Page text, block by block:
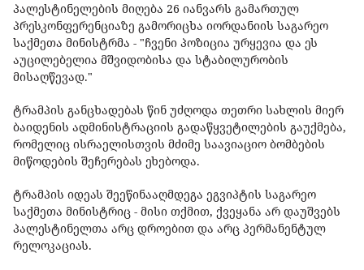
პალესტინელების მიღება 26 იანვარს გამართულ
პრესკონფერენციაზე გამორიცხა იორდანიის საგარეო
საქმეთა მინისტრმა - "ჩვენი პოზიცია ურყევია და ეს
აუცილებელია მშვიდობისა და სტაბილურობის
მისაღწევად."
ტრამპის განცხადებას წინ უძღოდა თეთრი სახლის მიერ
ბაიდენის ადმინისტრაციის გადაწყვეტილების გაუქმება,
რომელიც ისრაელისთვის მძიმე საავიაციო ბომბების
მიწოდების შეჩერებას ეხებოდა.
ტრამპის იდეას შეეწინააღმდეგა ეგვიპტის საგარეო
საქმეთა მინისტრიც - მისი თქმით, ქვეყანა არ დაუშვებს
პალესტინელთა არც დროებით და არც პერმანენტულ
რელოკაციას.